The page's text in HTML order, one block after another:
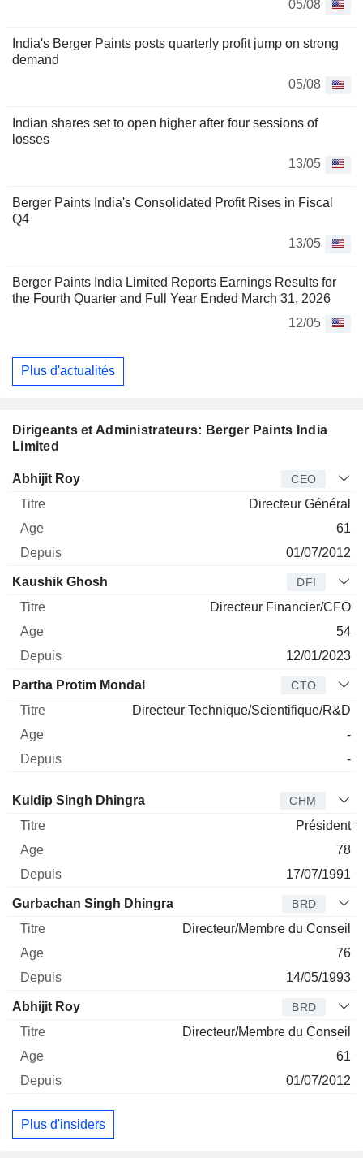
05/08
India's Berger Paints posts quarterly profit jump on strong
demand
05/08
Indian shares set to open higher after four sessions of
losses
13/05
Berger Paints India's Consolidated Profit Rises in Fiscal
Q4
13/05
Berger Paints India Limited Reports Earnings Results for
the Fourth Quarter and Full Year Ended March 31, 2026
12/05
Plus d'actualités
Dirigeants et Administrateurs: Berger Paints India
Limited
Dirigeant Titre
Abhijit Roy CEO
Directeur Général
61
01/07/2012
Kaushik Ghosh DFI
Directeur Financier/CFO
54
12/01/2023
Partha Protim Mondal CTO
Directeur Technique/Scientifique/R&D
-
-
Administrateur Titre Age
Kuldip Singh Dhingra CHM
Président
78
17/07/1991
Gurbachan Singh Dhingra BRD
Directeur/Membre du Conseil
76
14/05/1993
Abhijit Roy BRD
Directeur/Membre du Conseil
61
01/07/2012
Plus d'insiders